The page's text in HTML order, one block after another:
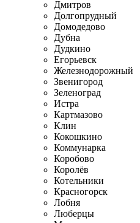
Дмитров
Долгопрудный
Домодедово
Дубна
Дудкино
Егорьевск
Железнодорожный
Звенигород
Зеленоград
Истра
Картмазово
Клин
Кокошкино
Коммунарка
Коробово
Королёв
Котельники
Красногорск
Лобня
Люберцы